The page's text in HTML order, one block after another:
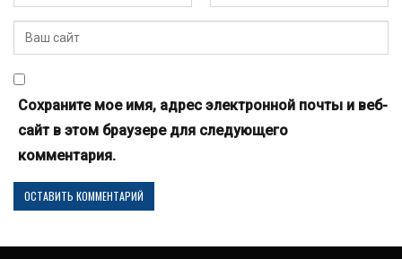
Сохраните мое имя, адрес электронной почты и веб-
сайт в этом браузере для следующего
комментария.